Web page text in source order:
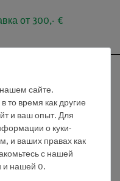
от 300,- €
сайте.
то время как другие
и ваш опыт. Для
о куки-
и ваших правах как
с нашей
и нашей 0.